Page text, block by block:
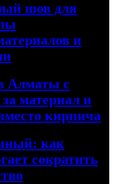
шов для
и
Алматы с
материал и
кирпича
как
сократить